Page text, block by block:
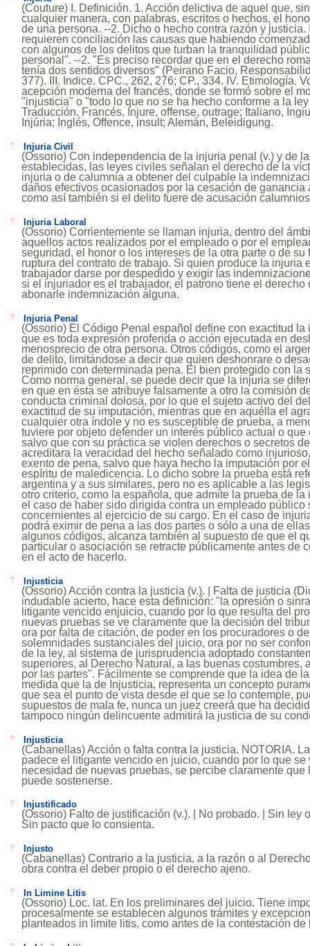
(Couture) I. Definición. 1. Acción delictiva de aquel que,
cualquier manera, con palabras, escritos o hechos, el
de una persona. --2. Dicho o hecho contra razón y justicia.
requieren conciliación las causas que habiendo
con algunos de los delitos que turban la tranquilidad
personal". --2. "Es preciso recordar que en el derecho
tenía dos sentidos diversos" (Peirano Facio,
377). III. Indice. CPC., 262, 276; CP., 334. IV. Etimología.
acepción moderna del francés, donde se formó sobre el
"injusticia" o "todo lo que no se ha hecho conforme a la
Traducción. Francés, Injure, offense, outrage; Italiano,
Injúria; Inglés, Offence, insult; Alemán, Beleidigung.
Injuria Civil
(Ossorio) Con independencia de la injuria penal (v.) y de
establecidas, las leyes civiles señalan el derecho de la
injuria o de calumnia a obtener del culpable la
daños efectivos ocasionados por la cesación de ganancia
como así también si el delito fuere de acusación
Injuria Laboral
(Ossorio) Corrientemente se llaman injuria, dentro del
aquellos actos realizados por el empleado o por el
seguridad, el honor o los intereses de la otra parte o de
ruptura del contrato de trabajo. Si quien produce la injuria
trabajador darse por despedido y exigir las
si el injuriador es el trabajador, el patrono tiene el derecho
abonarle indemnización alguna.
Injuria Penal
(Ossorio) El Código Penal español define con exactitud
que es toda expresión proferida o acción ejecutada en
menosprecio de otra persona. Otros códigos, como el
de delito, limitándose a decir que quien deshonrare o
reprimido con determinada pena. El bien protegido con la
Como norma general, se puede decir que la injuria se
en que en ésta se atribuye falsamente a otro la comisión
conducta criminal dolosa, por lo que el sujeto activo del
exactitud de su imputación, mientras que en aquélla el
cualquier otra índole y no es susceptible de prueba, a
tuviere por objeto defender un interés público actual o
salvo que con su práctica se violen derechos o secretos
acreditara la veracidad del hecho señalado como
exento de pena, salvo que haya hecho la imputación por
espíritu de maledicencia. Lo dicho sobre la prueba está
argentina y a sus similares, pero no es aplicable a las
otro criterio, como la española, que admite la prueba de
el caso de haber sido dirigida contra un empleado público
concernientes al ejercicio de su cargo. En el caso de
podrá eximir de pena a las dos partes o sólo a una de
algunos códigos, alcanza también al supuesto de que el
particular o asociación se retracte públicamente antes de
en el acto de hacerlo.
Injusticia
(Ossorio) Acción contra la justicia (v.). | Falta de justicia
indudable acierto, hace esta definición: "la opresión o
litigante vencido enjuicio, cuando por lo que resulta del
nuevas pruebas se ve claramente que la decisión del
ora por falta de citación, de poder en los procuradores o
solemnidades sustanciales del juicio, ora por no ser
de la ley, al sistema de jurisprudencia adoptado
superiores, al Derecho Natural, a las buenas costumbres,
por las partes". Fácilmente se comprende que la idea de
medida que la de Injusticia, representa un concepto
que sea el punto de vista desde el que se lo contemple,
supuestos de mala fe, nunca un juez creerá que ha
tampoco ningún delincuente admitirá la justicia de su
Injusticia
(Cabanellas) Acción o falta contra la justicia. NOTORIA.
padece el litigante vencido en juicio, cuando por lo que se
necesidad de nuevas pruebas, se percibe claramente
puede sostenerse.
Injustificado
(Ossorio) Falto de justificación (v.). | No probado. | Sin ley
Sin pacto que lo consienta.
Injusto
(Cabanellas) Contrario a la justicia, a la razón o al
obra contra el deber propio o el derecho ajeno.
In Limine Litis
(Ossorio) Loc. lat. En los preliminares del juicio. Tiene
procesalmente se establecen algunos trámites y
planteados in limite litis, como antes de la contestación de